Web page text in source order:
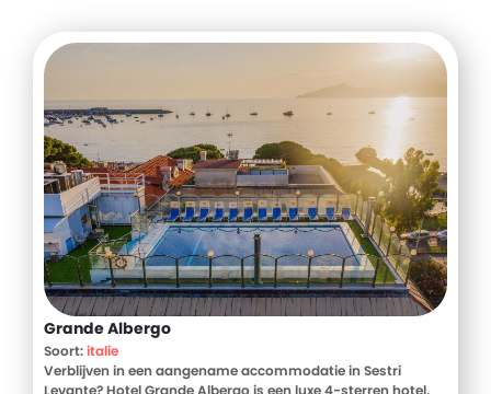
Grande Albergo
Soort:italie
Verblijven in een aangename accommodatie in Sestri